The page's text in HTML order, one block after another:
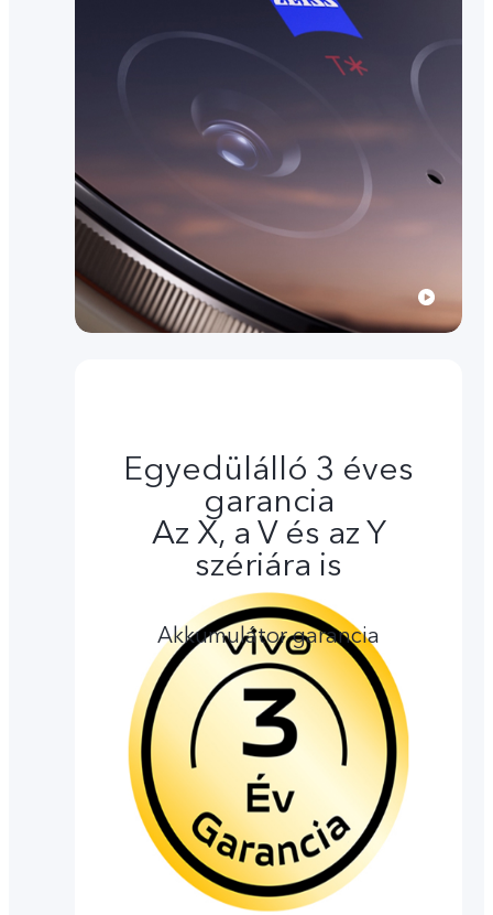
Egyedülálló 3 éves
garancia
Az X, a V és az Y
szériára is
Akkumulátor garancia